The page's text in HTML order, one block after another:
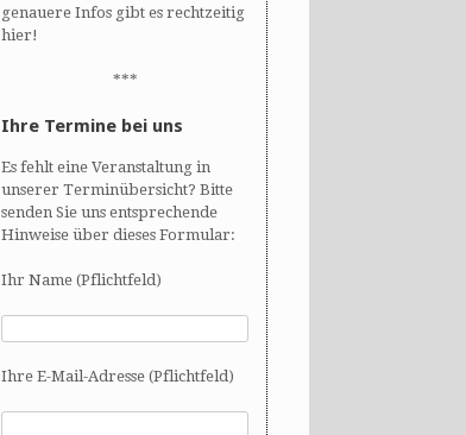
genauere Infos gibt es rechtzeitig
hier!
***
Ihre Termine bei uns
Es fehlt eine Veranstaltung in
unserer Terminübersicht? Bitte
senden Sie uns entsprechende
Hinweise über dieses Formular:
Ihr Name (Pflichtfeld)
Ihre E-Mail-Adresse (Pflichtfeld)